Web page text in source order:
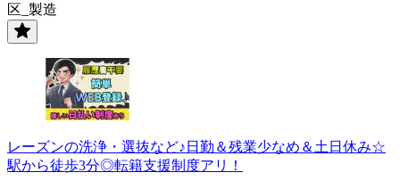
区_製造
レーズンの洗浄・選抜など♪日勤＆残業少なめ＆土日休み☆
駅から徒歩3分◎転籍支援制度アリ！